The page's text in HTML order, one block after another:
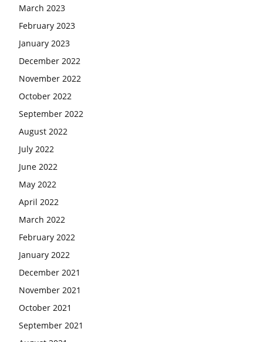
March 2023
February 2023
January 2023
December 2022
November 2022
October 2022
September 2022
August 2022
July 2022
June 2022
May 2022
April 2022
March 2022
February 2022
January 2022
December 2021
November 2021
October 2021
September 2021